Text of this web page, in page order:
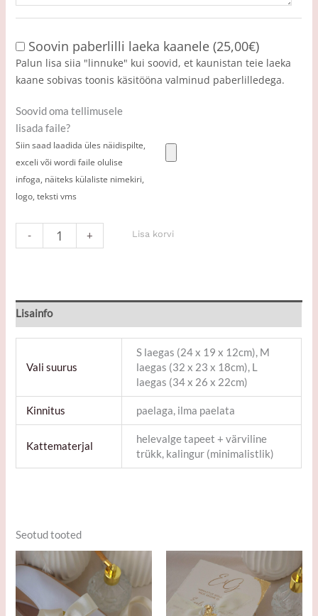
Soovin paberlilli laeka kaanele (25,00€)
Palun lisa siia "linnuke" kui soovid, et kaunistan teie laeka
kaane sobivas toonis käsitööna valminud paberlilledega.
Soovid oma tellimusele
lisada faile?
Siin saad laadida üles näidispilte,
exceli või wordi faile olulise
infoga, näiteks külaliste nimekiri,
logo, teksti vms
- + Lisa korvi
Lisainfo
Vali suurus
S laegas (24 x 19 x 12cm), M
laegas (32 x 23 x 18cm), L
laegas (34 x 26 x 22cm)
Kinnitus paelaga, ilma paelata
Kattematerjal
helevalge tapeet + värviline
trükk, kalingur (minimalistlik)
Seotud tooted
Sellel
tootel
on
mitu
Hinnavahemik:
12,50€
kuni
15,00€
Sellel
tootel
on
mitu